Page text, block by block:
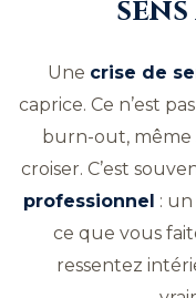
Une crise de
caprice. Ce n’est
burn-out, même
croiser. C’est
professionnel :
ce que vous
ressentez